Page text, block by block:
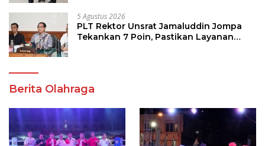
5 Agustus 2026
PLT Rektor Unsrat Jamaluddin Jompa
Tekankan 7 Poin, Pastikan Layanan
Berita Olahraga